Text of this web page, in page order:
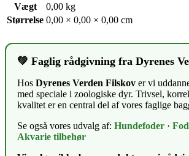
Vægt
0,00 kg
Størrelse 0,00 × 0,00 × 0,00 cm
💚 Faglig rådgivning fra Dyrenes
Hos Dyrenes Verden Filskov er vi
med speciale i zoologiske dyr. Trivsel,
kvalitet er en central del af vores faglige
Se også vores udvalg af: Hundefoder ·
Akvarie tilbehør